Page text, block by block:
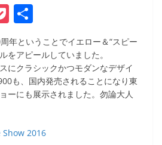
P
o
ck
et
有
年ということでイエロー＆“スピー
をアピールしていました。
にクラシックかつモダンなデザイ
も、国内発売されることになり東
ーにも展示されました。勿論大人